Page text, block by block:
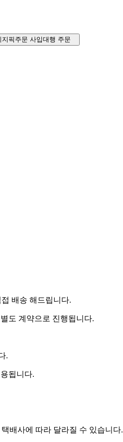
지픽주문 사입대행 주문
배송 해드립니다.
도 계약으로 진행됩니다.
.
됩니다.
배사에 따라 달라질 수 있습니다.